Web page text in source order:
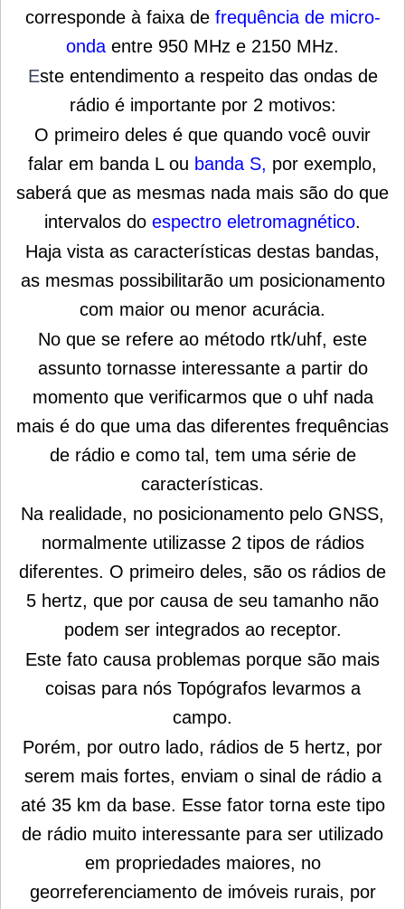
corresponde à faixa defrequência de micro-
onda entre 950 MHz e 2150 MHz.
Este entendimento a respeito das ondas de
rádio é importante por 2 motivos:
O primeiro deles é que quando você ouvir
falar em banda L ou banda S, por exemplo,
saberá que as mesmas nada mais são do que
intervalos do espectro eletromagnético.
Haja vista as características destas bandas,
as mesmas possibilitarão um posicionamento
com maior ou menor acurácia.
No que se refere ao método rtk/uhf, este
assunto tornasse interessante a partir do
momento que verificarmos que o uhf nada
mais é do que uma das diferentes frequências
de rádio e como tal, tem uma série de
características.
Na realidade, no posicionamento pelo GNSS,
normalmente utilizasse 2 tipos de rádios
diferentes. O primeiro deles, são os rádios de
5 hertz, que por causa de seu tamanho não
podem ser integrados ao receptor.
Este fato causa problemas porque são mais
coisas para nós Topógrafos levarmos a
campo.
Porém, por outro lado, rádios de 5 hertz, por
serem mais fortes, enviam o sinal de rádio a
até 35 km da base. Esse fator torna este tipo
de rádio muito interessante para ser utilizado
em propriedades maiores, no
georreferenciamento de imóveis rurais, por